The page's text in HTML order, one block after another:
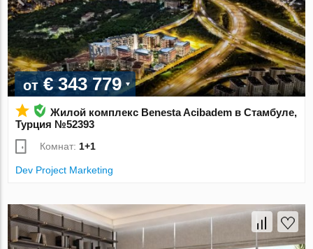
от€ 343 779
Жилой комплекс Benesta Acibadem в Стамбуле,
Турция №52393
Комнат:1+1
Dev Project Marketing